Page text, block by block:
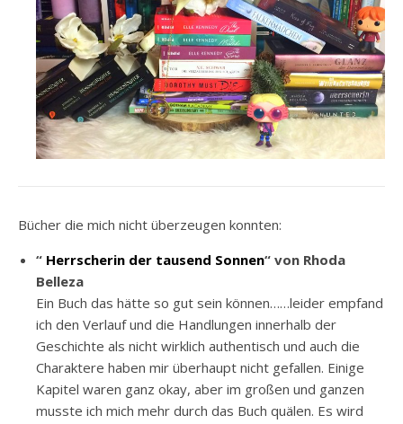
Bücher die mich nicht überzeugen konnten:
“ Herrscherin der tausend Sonnen“ von Rhoda
Belleza
Ein Buch das hätte so gut sein können……leider empfand
ich den Verlauf und die Handlungen innerhalb der
Geschichte als nicht wirklich authentisch und auch die
Charaktere haben mir überhaupt nicht gefallen. Einige
Kapitel waren ganz okay, aber im großen und ganzen
musste ich mich mehr durch das Buch quälen. Es wird